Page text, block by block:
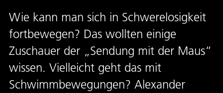
Wie kann man sich in Schwerelosigkeit
fortbewegen? Das wollten einige
Zuschauer der „Sendung mit der Maus“
wissen. Vielleicht geht das mit
Schwimmbewegungen? Alexander